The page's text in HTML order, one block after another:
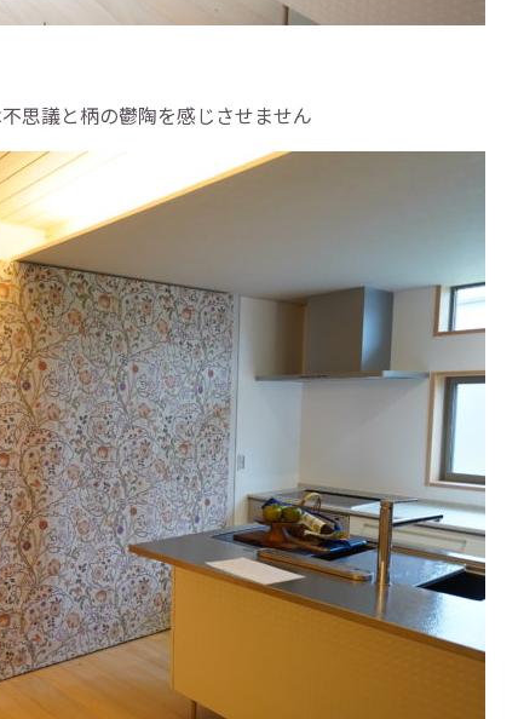
思議と柄の鬱陶を感じさせません